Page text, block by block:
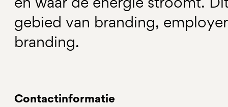
gebied van branding,
branding.
Contactinformatie